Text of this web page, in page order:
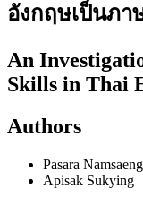
อังกฤษเป็นภา
An
Skills in Thai
Authors
Pasara Namsaeng
Apisak Sukying